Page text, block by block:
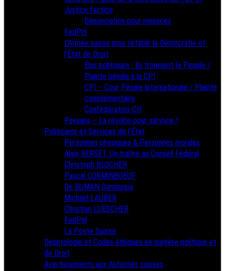
Justice factice
Dénonciation pour menaces
FedPol
L’Armée suisse pour rétablir la Démocratie et
l’État de Droit
Élus politiques : Ils trompent le Peuple /
Plainte pénale à la CPI
CPI – Cour Pénale Internationale / Plainte
complémentaire
Confédération-CH
Paysans – La révolte pour survivre !
Politiciens et Services de l’État
Personnes physiques & Personnes morales
Alain BERSET, Un traître au Conseil Fédéral
Christoph BLOCHER
Pascal CORMINBOEUF
De BUMAN Dominique
Michael LAUBER
Christian LUESCHER
FedPol
La Poste Suisse
Déontologie et Codes éthiques en matière politique et
de Droit
Avertissements aux Autorités suisses